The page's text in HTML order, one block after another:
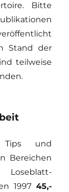
Bitte
Stand der
teilweise
und
Bereichen
1997 45,-